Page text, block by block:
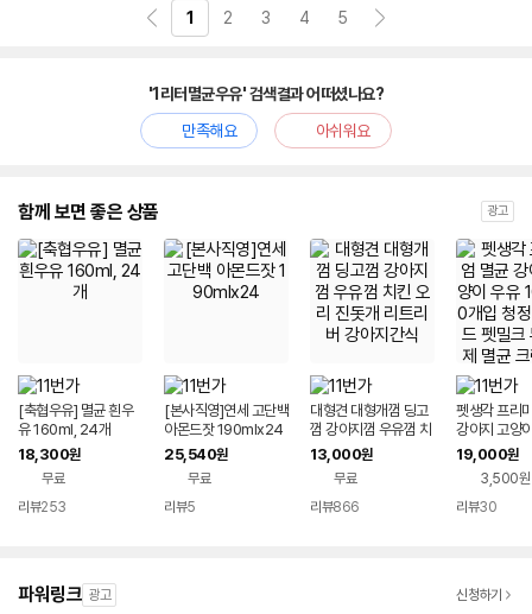
1 2 3 4 5
'1리터멸균우유' 검색결과 어떠셨나요?
만족해요
아쉬워요
함께 보면 좋은 상품 광고
[축협우유] 멸균 흰우
유 160ml, 24개
18,300원
무료
리뷰253
[본사직영]연세 고단백
아몬드잣 190mlx24
25,540원
무료
리뷰5
대형견 대형개껌 딩고
껌 강아지껌 우유껌 치
킨 오리 진돗개 리트리
버 강아지간식
13,000원
무료
리뷰866
펫생각 프리
강아지 고양
0ml 10개입
랜드 펫밀크
멸균 크랜베
장 건강 음수
19,000원
3,500원
리뷰30
파워링크 광고 신청하기